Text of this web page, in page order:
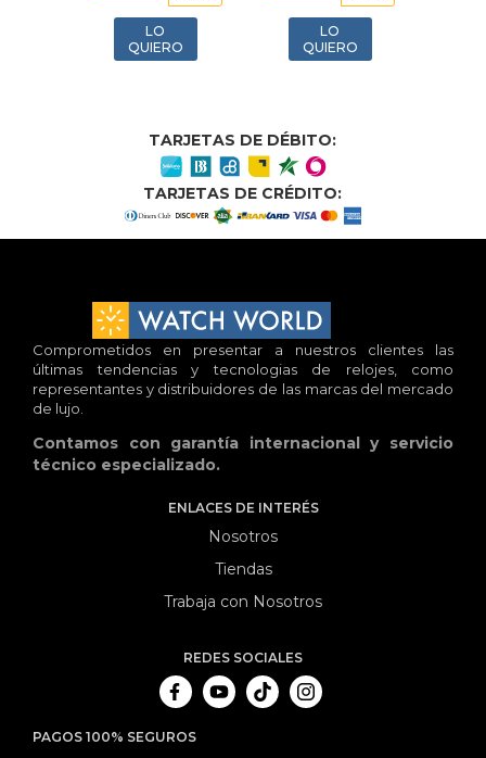
TARJETAS DE DÉBITO:
TARJETAS DE CRÉDITO:
Comprometidos en presentar a nuestros clientes las
últimas tendencias y tecnologias de relojes, como
representantes y distribuidores de las marcas del mercado
de lujo.
Contamos con garantía internacional y servicio
técnico especializado.
ENLACES DE INTERÉS
Nosotros
Tiendas
Trabaja con Nosotros
REDES SOCIALES
PAGOS 100% SEGUROS